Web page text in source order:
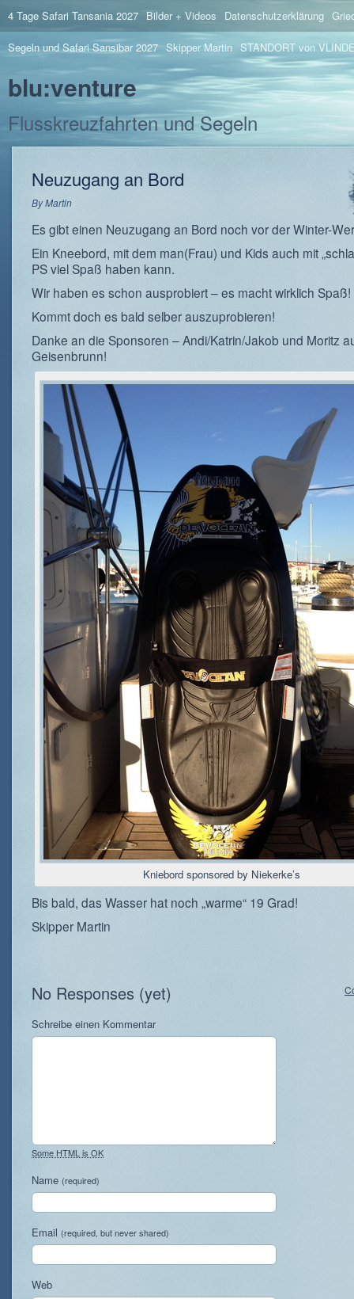
4 Tage Safari Tansania 2027 Bilder + Videos Datenschutzerklärung
Segeln und Safari Sansibar 2027 Skipper Martin STANDORT von
blu:venture
Flusskreuzfahrten und Segeln
Neuzugang an Bord
ByMartin
Es gibt einen Neuzugang an Bord noch vor der Winter-
Ein Kneebord, mit dem man(Frau) und Kids auch mit
PS viel Spaß haben kann.
Wir haben es schon ausprobiert – es macht wirklich Spaß!
Kommt doch es bald selber auszuprobieren!
Danke an die Sponsoren – Andi/Katrin/Jakob und Moritz
Geisenbrunn!
Kniebord sponsored by Niekerke’s
Bis bald, das Wasser hat noch „warme“ 19 Grad!
Skipper Martin
No Responses (yet)
Schreibe einen Kommentar
Some HTML is OK
Name (required)
Email (required, but never shared)
Web